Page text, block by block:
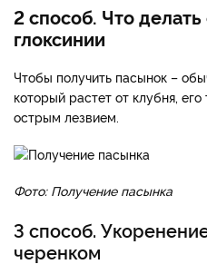
2 способ. Что
глоксинии
Чтобы получить пасынок –
который растет от клубня,
острым лезвием.
Фото: Получение пасынка
3 способ.
черенком